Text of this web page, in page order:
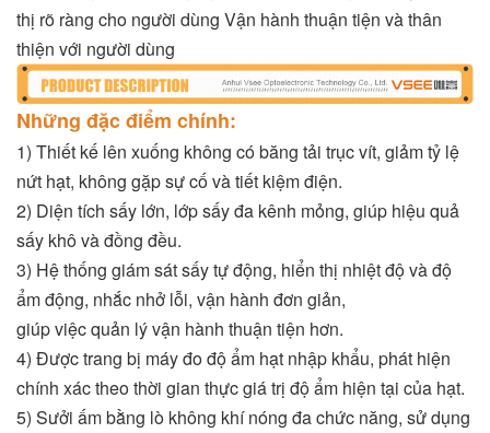
thị rõ ràng cho người dùng Vận hành thuận tiện và thân
thiện với người dùng
Những đặc điểm chính:
1) Thiết kế lên xuống không có băng tải trục vít, giảm tỷ lệ
nứt hạt, không gặp sự cố và tiết kiệm điện.
2) Diện tích sấy lớn, lớp sấy đa kênh mỏng, giúp hiệu quả
sấy khô và đồng đều.
3) Hệ thống giám sát sấy tự động, hiển thị nhiệt độ và độ
ẩm động, nhắc nhở lỗi, vận hành đơn giản,
giúp việc quản lý vận hành thuận tiện hơn.
4) Được trang bị máy đo độ ẩm hạt nhập khẩu, phát hiện
chính xác theo thời gian thực giá trị độ ẩm hiện tại của hạt.
5) Sưởi ấm bằng lò không khí nóng đa chức năng, sử dụng